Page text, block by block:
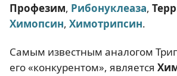
Профезим, Рибонуклеаза,
Химопсин, Химотрипсин.
Самым известным аналогом
его «конкурентом», является